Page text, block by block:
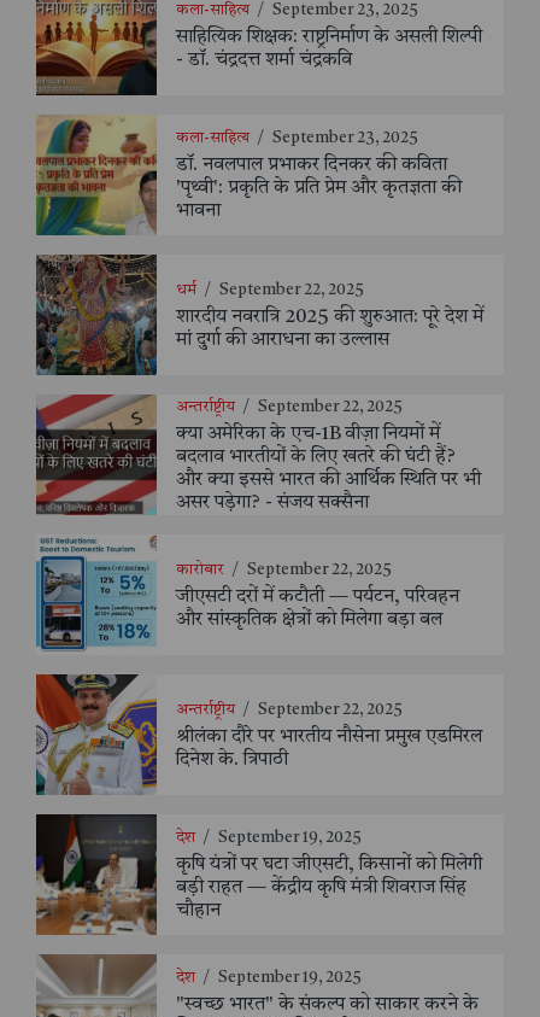
कला-साहित्य / September 23, 2025
साहित्यिक शिक्षक: राष्ट्रनिर्माण के असली शिल्पी
- डॉ. चंद्रदत्त शर्मा चंद्रकवि
कला-साहित्य / September 23, 2025
डॉ. नवलपाल प्रभाकर दिनकर की कविता
'पृथ्वी': प्रकृति के प्रति प्रेम और कृतज्ञता की
भावना
धर्म / September 22, 2025
शारदीय नवरात्रि 2025 की शुरुआत: पूरे देश में
मां दुर्गा की आराधना का उल्लास
अन्तर्राष्ट्रीय / September 22, 2025
क्या अमेरिका के एच-1B वीज़ा नियमों में
बदलाव भारतीयों के लिए खतरे की घंटी हैं?
और क्या इससे भारत की आर्थिक स्थिति पर भी
असर पड़ेगा? - संजय सक्सैना
कारोबार / September 22, 2025
जीएसटी दरों में कटौती — पर्यटन, परिवहन
और सांस्कृतिक क्षेत्रों को मिलेगा बड़ा बल
अन्तर्राष्ट्रीय / September 22, 2025
श्रीलंका दौरे पर भारतीय नौसेना प्रमुख एडमिरल
दिनेश के. त्रिपाठी
देश / September 19, 2025
कृषि यंत्रों पर घटा जीएसटी, किसानों को मिलेगी
बड़ी राहत — केंद्रीय कृषि मंत्री शिवराज सिंह
चौहान
देश / September 19, 2025
"स्वच्छ भारत" के संकल्प को साकार करने के